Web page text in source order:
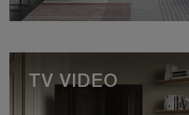
TV VIDEO